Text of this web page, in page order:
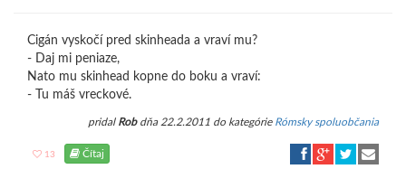
Cigán vyskočí pred skinheada a vraví mu?
- Daj mi peniaze,
Nato mu skinhead kopne do boku a vraví:
- Tu máš vreckové.
pridal Robdňa 22.2.2011 do kategórie Rómsky spoluobčania
13 Čítaj